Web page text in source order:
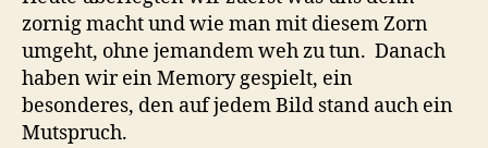
zornig macht und wie man mit diesem Zorn
umgeht, ohne jemandem weh zu tun. Danach
haben wir ein Memory gespielt, ein
besonderes, den auf jedem Bild stand auch ein
Mutspruch.